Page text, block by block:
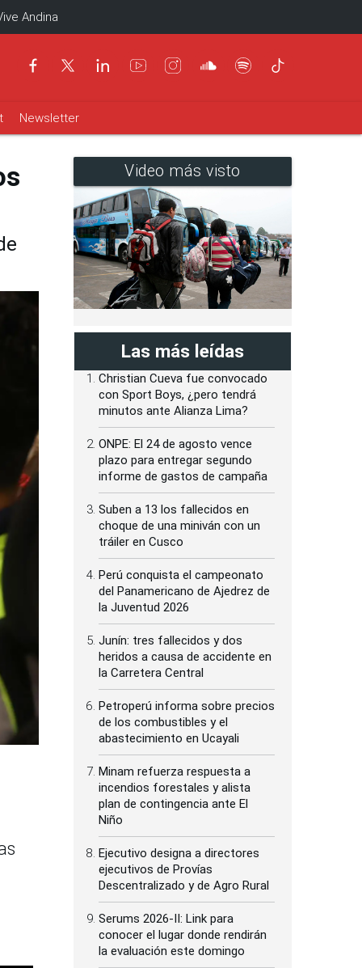
Andina
Newsletter
Video más visto
Las más leídas
Christian Cueva fue convocado
con Sport Boys, ¿pero tendrá
minutos ante Alianza Lima?
ONPE: El 24 de agosto vence
plazo para entregar segundo
informe de gastos de campaña
Suben a 13 los fallecidos en
choque de una miniván con un
tráiler en Cusco
Perú conquista el campeonato
del Panamericano de Ajedrez de
la Juventud 2026
Junín: tres fallecidos y dos
heridos a causa de accidente en
la Carretera Central
Petroperú informa sobre precios
de los combustibles y el
abastecimiento en Ucayali
Minam refuerza respuesta a
incendios forestales y alista
plan de contingencia ante El
Niño
Ejecutivo designa a directores
ejecutivos de Provías
Descentralizado y de Agro Rural
Serums 2026-II: Link para
conocer el lugar donde rendirán
la evaluación este domingo